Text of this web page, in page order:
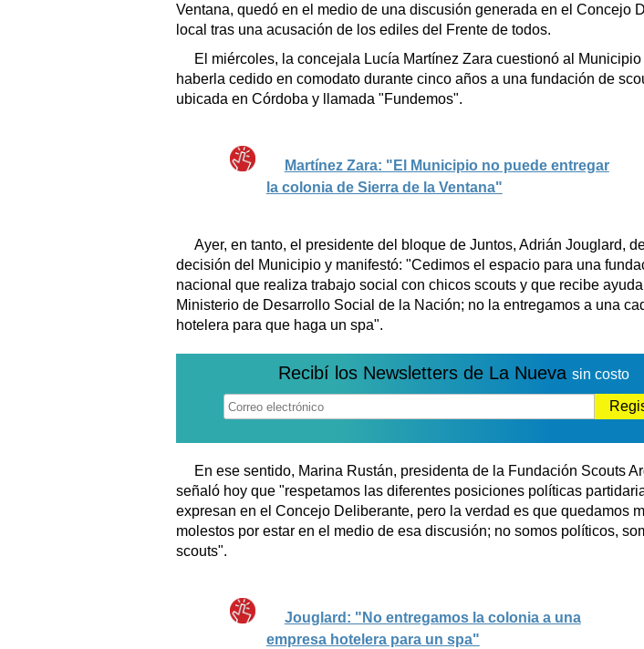
Datos Útiles
Fúnebres
Edictos
Teléfonos de urgencia
Ventana, quedó en el medio de una discusión generada en el Concejo
local tras una acusación de los ediles del Frente de todos.
El miércoles, la concejala Lucía Martínez Zara cuestionó al Municipio
haberla cedido en comodato durante cinco años a una fundación de
ubicada en Córdoba y llamada "Fundemos".
Martínez Zara: "El Municipio no puede entregar
la colonia de Sierra de la Ventana"
Ayer, en tanto, el presidente del bloque de Juntos, Adrián Jouglard,
decisión del Municipio y manifestó: "Cedimos el espacio para una
nacional que realiza trabajo social con chicos scouts y que recibe ayuda
Ministerio de Desarrollo Social de la Nación; no la entregamos a una
hotelera para que haga un spa".
Recibí los Newsletters de La Nueva sin costo
En ese sentido, Marina Rustán, presidenta de la Fundación Scouts
señaló hoy que "respetamos las diferentes posiciones políticas
expresan en el Concejo Deliberante, pero la verdad es que quedamos
molestos por estar en el medio de esa discusión; no somos políticos,
scouts".
Jouglard: "No entregamos la colonia a una
empresa hotelera para un spa"